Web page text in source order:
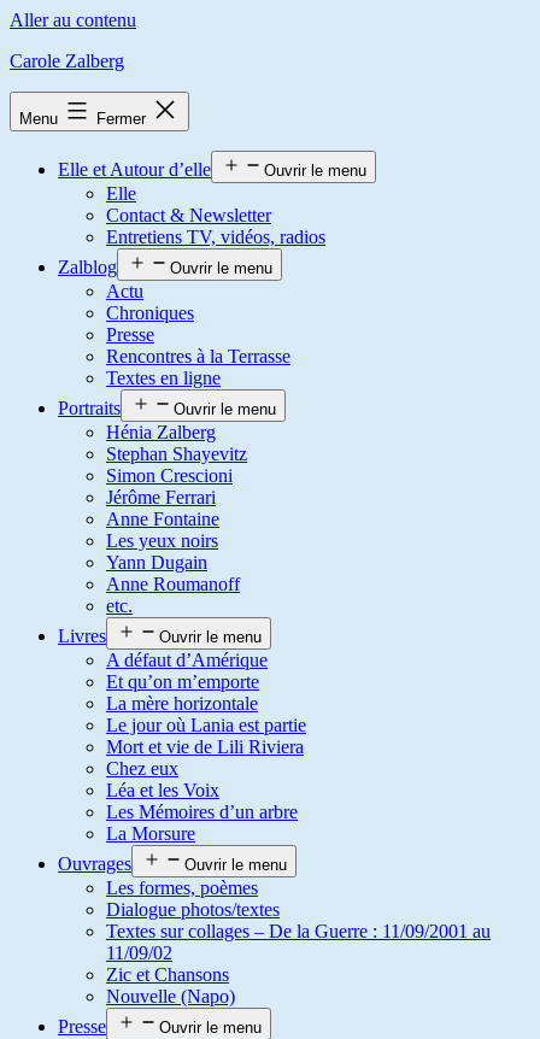
Aller au contenu
Carole Zalberg
Menu Fermer
Elle et Autour d’elle Ouvrir le menu
Elle
Contact & Newsletter
Entretiens TV, vidéos, radios
Zalblog
Ouvrir le menu
Actu
Chroniques
Presse
Rencontres à la Terrasse
Textes en ligne
Portraits
Ouvrir le menu
Hénia Zalberg
Stephan Shayevitz
Simon Crescioni
Jérôme Ferrari
Anne Fontaine
Les yeux noirs
Yann Dugain
Anne Roumanoff
etc.
Livres
Ouvrir le menu
A défaut d’Amérique
Et qu’on m’emporte
La mère horizontale
Le jour où Lania est partie
Mort et vie de Lili Riviera
Chez eux
Léa et les Voix
Les Mémoires d’un arbre
La Morsure
Ouvrages
Ouvrir le menu
Les formes, poèmes
Dialogue photos/textes
Textes sur collages – De la Guerre : 11/09/2001 au
11/09/02
Zic et Chansons
Nouvelle (Napo)
Presse
Ouvrir le menu